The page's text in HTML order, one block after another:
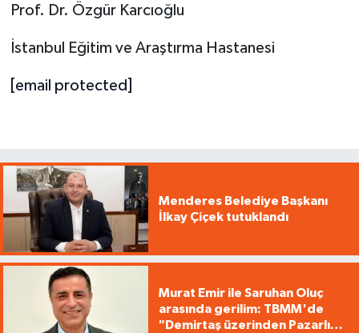
Prof. Dr. Özgür Karcıoğlu
İstanbul Eğitim ve Araştırma Hastanesi
[email protected]
Menderes Belediye Başkanı
İlkay Çiçek tutuklandı
Murat Emir ile Saruhan Oluç
arasında gerilim: TBMM'de
"Demirtaş üzerinden Pazarlık